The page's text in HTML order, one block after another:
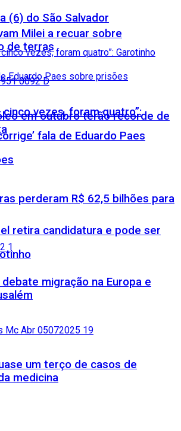
(6) do São Salvador
cinco vezes, foram quatro”:
fala de Eduardo Paes
retira candidatura e pode ser
Milei a recuar sobre
de terras
em outubro terão recorde de
perderam R$ 62,5 bilhões para
migração na Europa e
um terço de casos de
medicina